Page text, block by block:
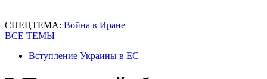
СПЕЦТЕМА: Война в Иране
ВСЕ ТЕМЫ
Вступление Украины в ЕС